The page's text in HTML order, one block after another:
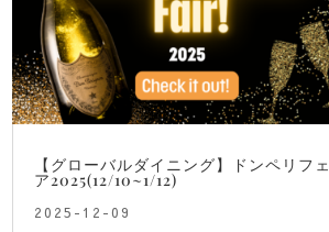
【グローバルダイニング】ドンペリフェ
ア2025(12/10~1/12)
2025-12-09